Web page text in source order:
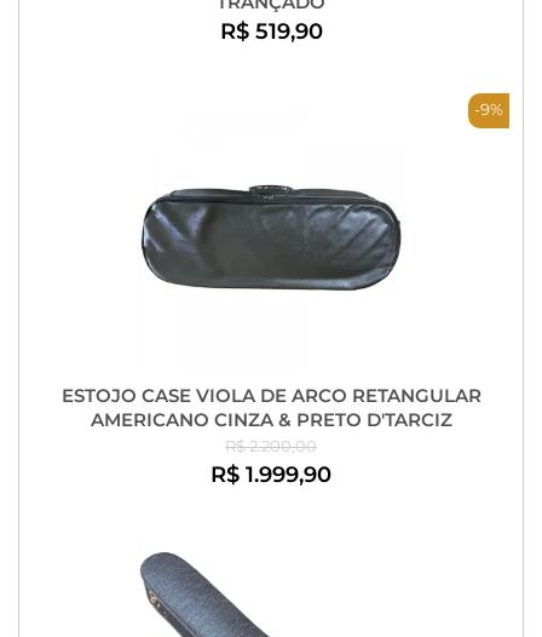
R$ 519,90
-9%
ESTOJO CASE VIOLA DE ARCO RETANGULAR
AMERICANO CINZA & PRETO D'TARCIZ
R$ 2.200,00
R$ 1.999,90